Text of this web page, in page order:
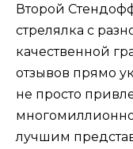
Второй
стрелялка с
качественной
отзывов прямо
не просто
лучшим